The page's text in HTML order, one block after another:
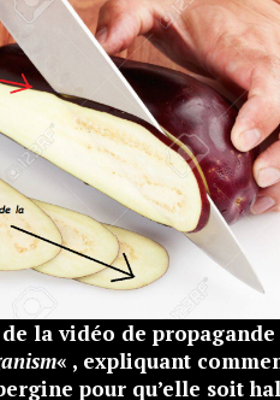
de la vidéo de propagande
« , expliquant